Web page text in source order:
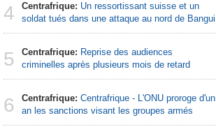
4 Centrafrique: Un ressortissant suisse et un
soldat tués dans une attaque au nord de Bangui
5 Centrafrique: Reprise des audiences
criminelles après plusieurs mois de retard
6 Centrafrique: Centrafrique - L'ONU proroge d'un
an les sanctions visant les groupes armés